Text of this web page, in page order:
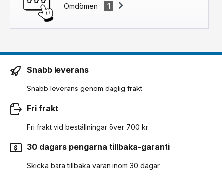
Omdömen 1
Snabb leverans
Snabb leverans genom daglig frakt
Fri frakt
Fri frakt vid beställningar över 700 kr
30 dagars pengarna tillbaka-garanti
Skicka bara tillbaka varan inom 30 dagar